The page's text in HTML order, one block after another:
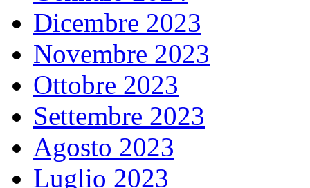
Dicembre 2023
Novembre 2023
Ottobre 2023
Settembre 2023
Agosto 2023
Luglio 2023